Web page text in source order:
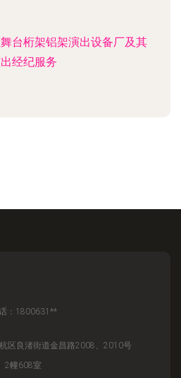
台桁架铝架演出设备厂及其
经纪服务
：1800631**
区良渚街道金昌路2008、2010号
2幢608室